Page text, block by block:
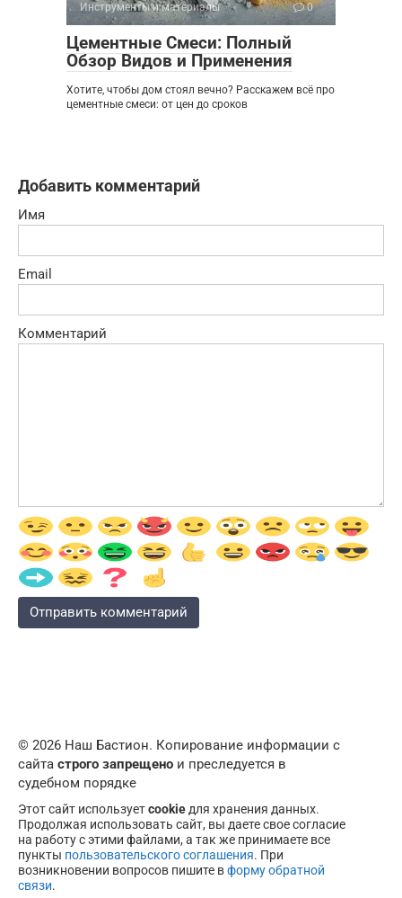
Инструменты и материалы 0
Цементные Смеси: Полный
Обзор Видов и Применения
Хотите, чтобы дом стоял вечно? Расскажем всё про
цементные смеси: от цен до сроков
Добавить комментарий
Имя
Email
Комментарий
© 2026 Наш Бастион. Копирование информации с
сайта строго запрещено и преследуется в
судебном порядке
Этот сайт используетcookie для хранения данных.
Продолжая использовать сайт, вы даете свое согласие
на работу с этими файлами, а так же принимаете все
пункты пользовательского соглашения. При
возникновении вопросов пишите вформу обратной
связи.